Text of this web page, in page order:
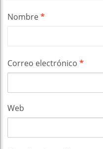
Nombre*
Correo electrónico *
Web